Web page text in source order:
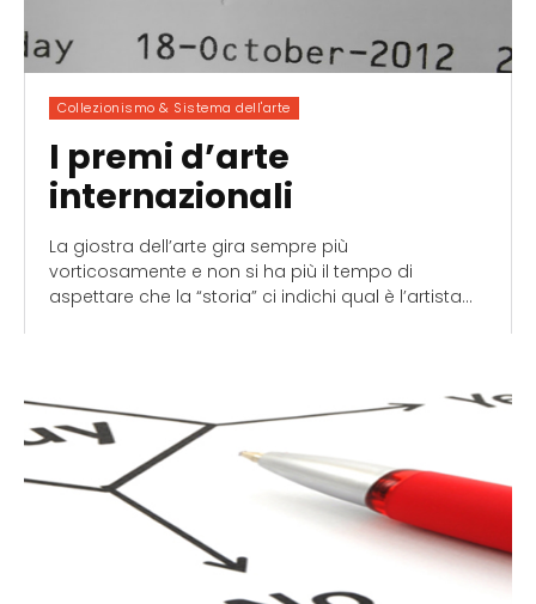
Collezionismo & Sistema dell'arte
I premi d’arte
internazionali
La giostra dell’arte gira sempre più
vorticosamente e non si ha più il tempo di
aspettare che la “storia” ci indichi qual è l’artista...